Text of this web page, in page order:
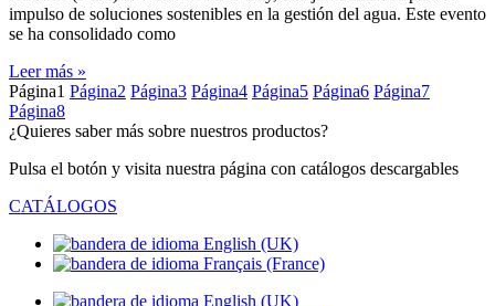
impulso de soluciones sostenibles en la gestión del agua. Este evento
se ha consolidado como
Leer más »
Página1 Página2 Página3 Página4 Página5 Página6 Página7
Página8
¿Quieres saber más sobre nuestros productos?
Pulsa el botón y visita nuestra página con catálogos descargables
CATÁLOGOS